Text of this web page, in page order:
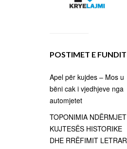
POSTIMET E FUNDIT
Apel për kujdes – Mos u
bëni cak i vjedhjeve nga
automjetet
TOPONIMIA NDËRMJET
KUJTESËS HISTORIKE
DHE RRËFIMIT LETRAR